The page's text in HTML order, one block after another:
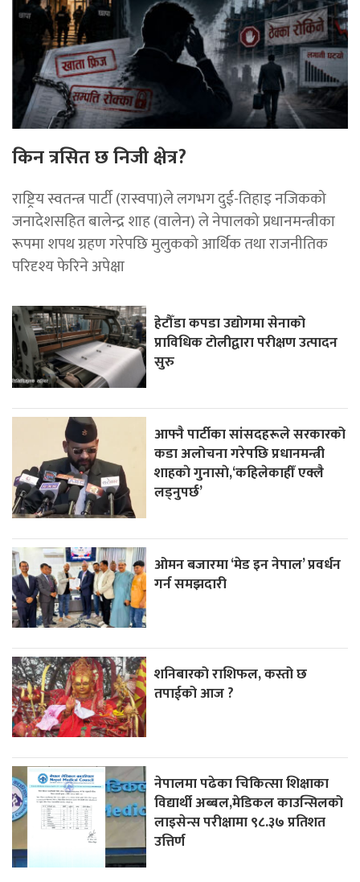
किन त्रसित छ निजी क्षेत्र?
राष्ट्रिय स्वतन्त्र पार्टी (रास्वपा)ले लगभग दुई-तिहाइ नजिकको
जनादेशसहित बालेन्द्र शाह (वालेन) ले नेपालको प्रधानमन्त्रीका
रूपमा शपथ ग्रहण गरेपछि मुलुकको आर्थिक तथा राजनीतिक
परिदृश्य फेरिने अपेक्षा
हेटौँडा कपडा उद्योगमा सेनाको
प्राविधिक टोलीद्वारा परीक्षण उत्पादन
सुरु
आफ्नै पार्टीका सांसदहरूले सरकारको
कडा अलोचना गरेपछि प्रधानमन्त्री
शाहकाे गुनासाे,‘कहिलेकाहीँ एक्लै
लड्नुपर्छ’
ओमन बजारमा ‘मेड इन नेपाल’ प्रवर्धन
गर्न समझदारी
शनिबारको राशिफल, कस्तो छ
तपाईको आज ?
नेपालमा पढेका चिकित्सा शिक्षाका
विद्यार्थी अब्बल,मेडिकल काउन्सिलको
लाइसेन्स परीक्षामा ९८.३७ प्रतिशत
उत्तिर्ण